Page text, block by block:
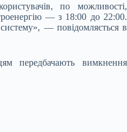
по можливості,
— з 18:00 до 22:00.
— повідомляється в
передбачають вимкнення